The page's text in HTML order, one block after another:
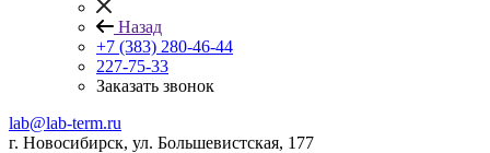
Назад
+7 (383) 280-46-44
227-75-33
Заказать звонок
lab@lab-term.ru
г. Новосибирск, ул. Большевистская, 177